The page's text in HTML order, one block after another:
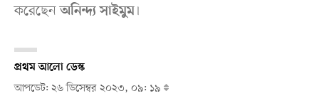
করেছেনঅনিন্দ্য সাইমুম।
প্রথম আলো ডেস্ক
আপডেট: ২৬ ডিসেম্বর ২০২৩, ০৯: ১৯